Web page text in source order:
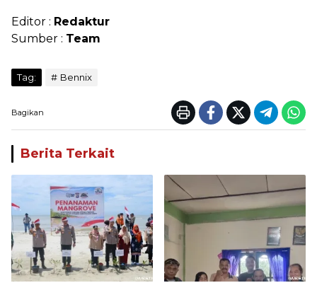
Editor : Redaktur
Sumber : Team
Tag: Bennix
Bagikan
Berita Terkait